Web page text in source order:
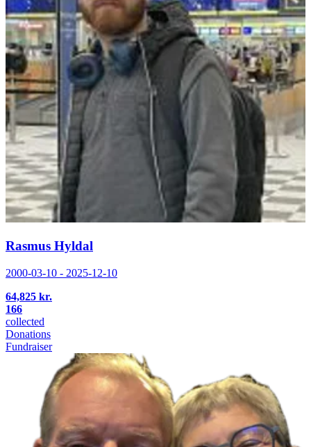
Rasmus Hyldal
2000-03-10 - 2025-12-10
64,825 kr.
166
collected
Donations
Fundraiser